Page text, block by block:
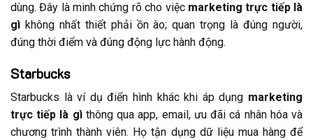
dùng. Đây là minh chứng rõ cho việc marketing trực tiếp là
gì không nhất thiết phải ồn ào; quan trọng là đúng người,
đúng thời điểm và đúng động lực hành động.
Starbucks
Starbucks là ví dụ điển hình khác khi áp dụng marketing
trực tiếp là gìthông qua app, email, ưu đãi cá nhân hóa và
chương trình thành viên. Họ tận dụng dữ liệu mua hàng để